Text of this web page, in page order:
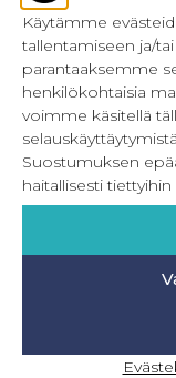
Käytämme
tallentamiseen ja/
parantaaksemme
henkilökohtaisia
voimme käsitellä
Suostumuksen
haitallisesti
ompelu aloitetaan
kpl etukappale, 1
LUE LISÄÄ »
25.10.2017